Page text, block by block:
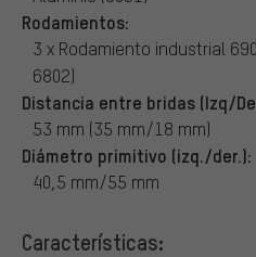
Rodamientos:
3 x Rodamiento industrial
6802)
Distancia entre bridas (Izq/
53 mm (35 mm/18 mm)
Diámetro primitivo (izq./der.):
40,5 mm/55 mm
Características: